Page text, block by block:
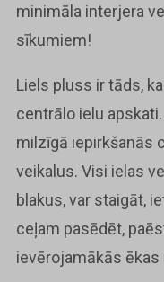
minimāla interjera
sīkumiem!
Liels pluss ir tāds,
centrālo ielu
milzīgā iepirkšanās
veikalus. Visi ielas
blakus, var staigāt,
ceļam pasēdēt,
ievērojamākās